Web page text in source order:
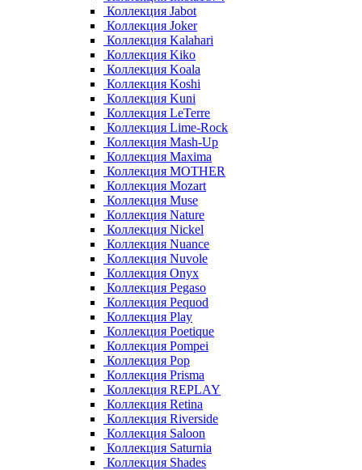
Коллекция Jabot
Коллекция Joker
Коллекция Kalahari
Коллекция Kiko
Коллекция Koala
Коллекция Koshi
Коллекция Kuni
Коллекция LeTerre
Коллекция Lime-Rock
Коллекция Mash-Up
Коллекция Maxima
Коллекция MOTHER
Коллекция Mozart
Коллекция Muse
Коллекция Nature
Коллекция Nickel
Коллекция Nuance
Коллекция Nuvole
Коллекция Onyx
Коллекция Pegaso
Коллекция Pequod
Коллекция Play
Коллекция Poetique
Коллекция Pompei
Коллекция Pop
Коллекция Prisma
Коллекция REPLAY
Коллекция Retina
Коллекция Riverside
Коллекция Saloon
Коллекция Saturnia
Коллекция Shades